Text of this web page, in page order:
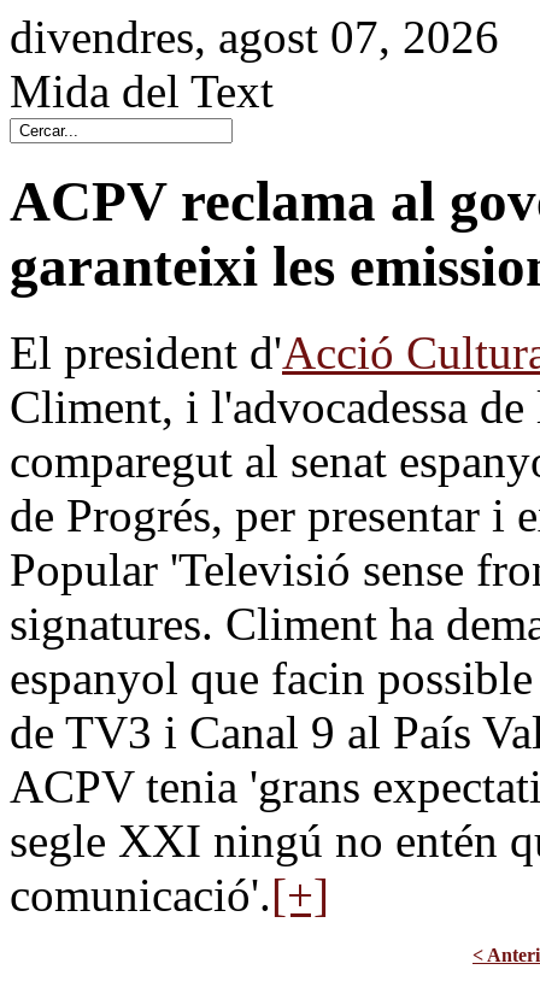
divendres, agost 07, 2026
Mida del Text
ACPV reclama al
garanteixi les
El president d'Acció
Climent, i l'advocadessa
comparegut al senat
de Progrés, per presentar
Popular 'Televisió sense
signatures. Climent ha
espanyol que facin
de TV3 i Canal 9 al País
ACPV tenia 'grans
segle XXI ningú no entén
comunicació'.[+]
<